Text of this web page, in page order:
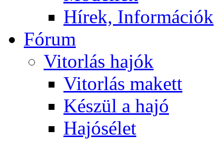
Hírek, Információk
Fórum
Vitorlás hajók
Vitorlás makett
Készül a hajó
Hajósélet